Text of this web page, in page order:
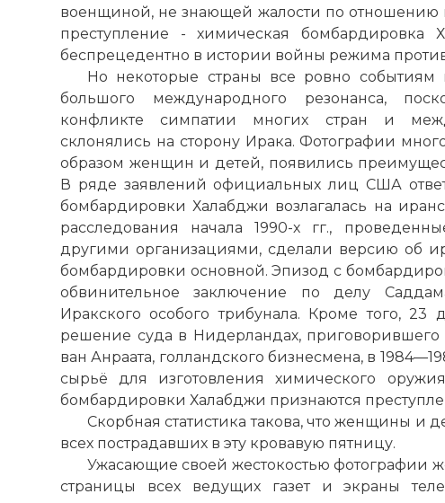
военщиной, не знающей жалости по отношению
преступление - химическая бомбардировка
беспрецедентно в истории войны режима
Но некоторые страны все ровно
большого международного резонанса,
конфликте симпатии многих стран и
склонялись на сторону Ирака. Фотографии
образом женщин и детей, появились
В ряде заявлений официальных лиц США
бомбардировки Халабджи возлагалась на
расследования начала 1990-х гг.,
другими организациями, сделали версию об
бомбардировки основной. Эпизод с
обвинительное заключение по делу
Иракского особого трибунала. Кроме того, 23
решение суда в Нидерландах,
ван Анраата, голландского бизнесмена, в
сырьё для изготовления химического
бомбардировки Халабджи признаются
Скорбная статистика такова, что женщины и
всех пострадавших в эту кровавую пятницу.
Ужасающие своей жестокостью фотографии
страницы всех ведущих газет и экраны